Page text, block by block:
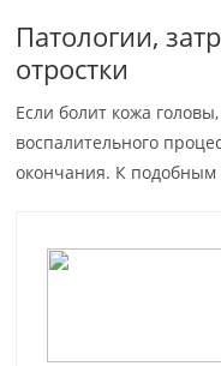
Патологии,
отростки
Если болит кожа
воспалительного
окончания. К подобным